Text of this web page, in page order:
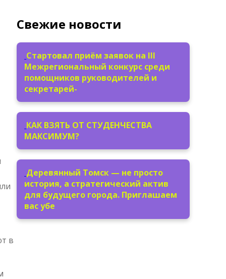
в
Свежие новости
Стартовал приём заявок на III
Межрегиональный конкурс среди
помощников руководителей и
секретарей-
КАК ВЗЯТЬ ОТ СТУДЕНЧЕСТВА
МАКСИМУМ?
Деревянный Томск — не просто
история, а стратегический актив
для будущего города. Приглашаем
вас убе